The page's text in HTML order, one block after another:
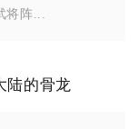
阵...
陆的骨龙